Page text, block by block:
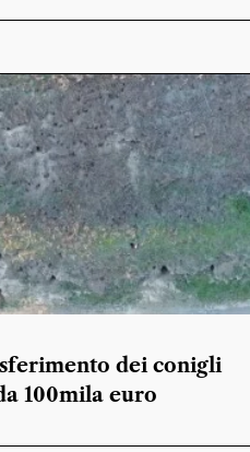
dei conigli
100mila euro